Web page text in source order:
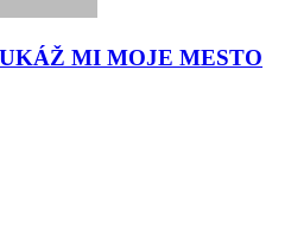
MI MOJE MESTO